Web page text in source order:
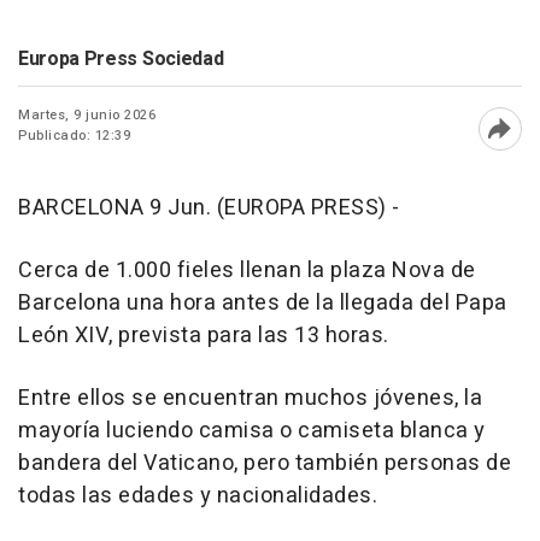
Europa Press Sociedad
Martes, 9 junio 2026
Publicado: 12:39
BARCELONA 9 Jun. (EUROPA PRESS) -
Cerca de 1.000 fieles llenan la plaza Nova de
Barcelona una hora antes de la llegada del Papa
León XIV, prevista para las 13 horas.
Entre ellos se encuentran muchos jóvenes, la
mayoría luciendo camisa o camiseta blanca y
bandera del Vaticano, pero también personas de
todas las edades y nacionalidades.